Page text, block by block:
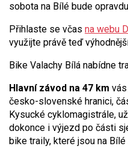
sobota na Bílé bude
Přihlaste se včas na webu
využijte právě teď
Bike Valachy Bílá nabídne
Hlavní závod na 47 km
česko-slovenské hranici,
Kysucké cyklomagistrále,
dokonce i výjezd po části
bike traily, které jsou na Bílé